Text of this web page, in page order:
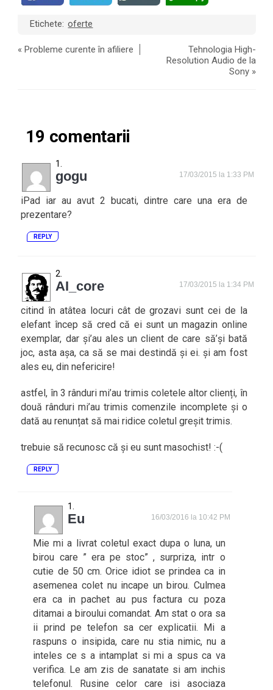
Etichete: oferte
«Probleme curente în afiliere
Tehnologia High-
Resolution Audio de la
Sony »
19 comentarii
gogu 17/03/2015 la 1:33 PM
iPad iar au avut 2 bucati, dintre care una era de
prezentare?
REPLY
AI_core 17/03/2015 la 1:34 PM
citind în atâtea locuri cât de grozavi sunt cei de la
elefant încep să cred că ei sunt un magazin online
exemplar, dar și’au ales un client de care să’și bată
joc, asta așa, ca să se mai destindă și ei. și am fost
ales eu, din nefericire!
astfel, în 3 rânduri mi’au trimis coletele altor clienți, în
două rânduri mi’au trimis comenzile incomplete și o
dată au renunțat să mai ridice coletul greșit trimis.
trebuie să recunosc că și eu sunt masochist! :-(
REPLY
Eu 16/03/2016 la 10:42 PM
Mie mi a livrat coletul exact dupa o luna, un
birou care ” era pe stoc” , surpriza, intr o
cutie de 50 cm. Orice idiot se prindea ca in
asemenea colet nu incape un birou. Culmea
era ca in pachet au pus factura cu poza
ditamai a biroului comandat. Am stat o ora sa
ii prind pe telefon sa cer explicatii. Mi a
raspuns o insipida, care nu stia nimic, nu a
inteles ce s a intamplat si mi a spus ca va
verifica. Le am zis de sanatate si am inchis
telefonul. Rusine celor care isi asociaza